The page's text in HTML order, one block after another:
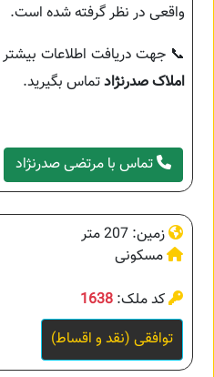
واقعی در نظر گرفته شده است.
📞 جهت دریافت اطلاعات بیشتر
املاک صدرنژادتماس بگیرید.
تماس با مرتضی صدرنژاد
زمین: 207 متر
مسکونی
کد ملک: 1638
توافقی (نقد و اقساط)